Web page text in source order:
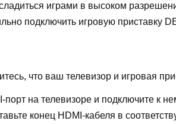
играми в высоком
подключить игровую приставку
что ваш телевизор и игровая
порт на телевизоре и подключите к
конец HDMI-кабеля в